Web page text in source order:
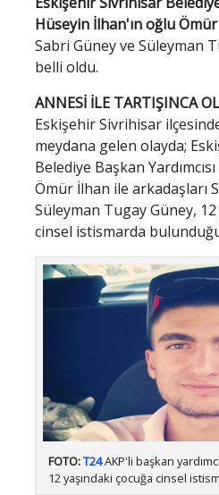
Hüseyin İlhan'ın oğlu
Sabri Güney ve Süleyman
belli oldu.
ANNESİ İLE TARTIŞINCA
Eskişehir Sivrihisar
meydana gelen olayda;
Belediye Başkan
Ömür İlhan ile arkadaşları
Süleyman Tugay Güney, 12
cinsel istismarda
FOTO:T24AKP'li başkan
12 yaşındaki çocuğa cinsel